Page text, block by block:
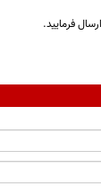
فرمایید.